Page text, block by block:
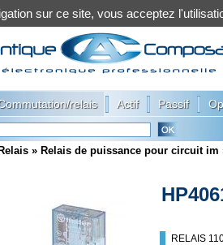
relais Actif Passif
Relais » Relais de puissance pour circuit im
RELAIS
sur ce site, vous acceptez